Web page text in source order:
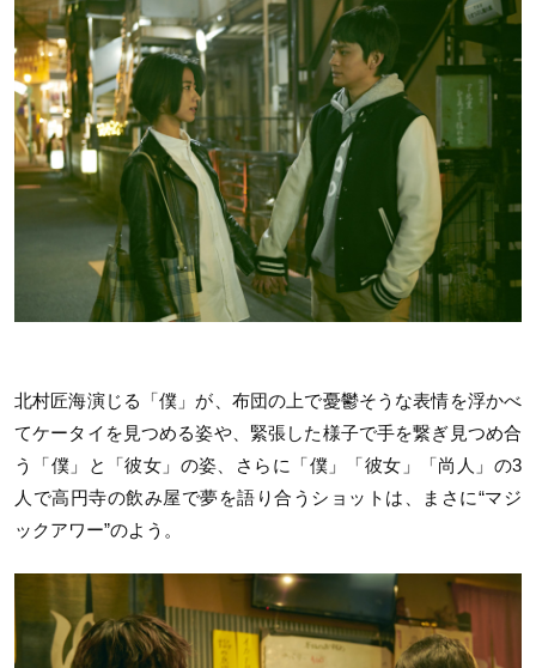
北村匠海演じる「僕」が、布団の上で憂鬱そうな表情を浮かべ
てケータイを見つめる姿や、緊張した様子で手を繋ぎ見つめ合
う「僕」と「彼女」の姿、さらに「僕」「彼女」「尚人」の3
人で高円寺の飲み屋で夢を語り合うショットは、まさに“マジ
ックアワー”のよう。